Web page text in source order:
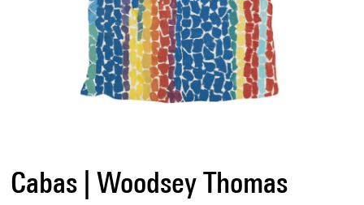
Cabas | Woodsey Thomas